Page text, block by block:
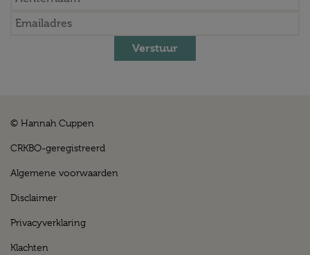
Verstuur
© Hannah Cuppen
CRKBO-geregistreerd
Algemene voorwaarden
Disclaimer
Privacyverklaring
Klachten